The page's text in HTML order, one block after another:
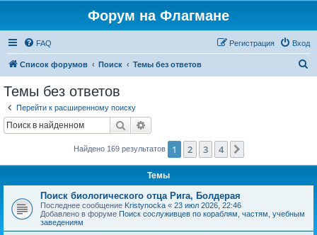
Форум на Флагмане
FAQ Вход
Регистрация
Список форумов Поиск Темы без ответов
Темы без ответов
Перейти к расширенному поиску
Поиск
Найдено 169 результатов 1 2 3 4
Темы
Поиск биологического отца Рига, Болдерая
Последнее сообщение Kristynocka « 23 июл 2026, 22:46
Добавлено в форуме Поиск сослуживцев по кораблям, частям, учебным
заведениям